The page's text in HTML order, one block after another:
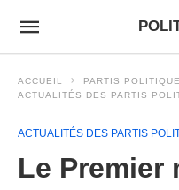
ACCUEIL
PARTIS
ACTUALITÉS DES PARTIS
ACTUALITÉS DES PARTIS
Le Premier